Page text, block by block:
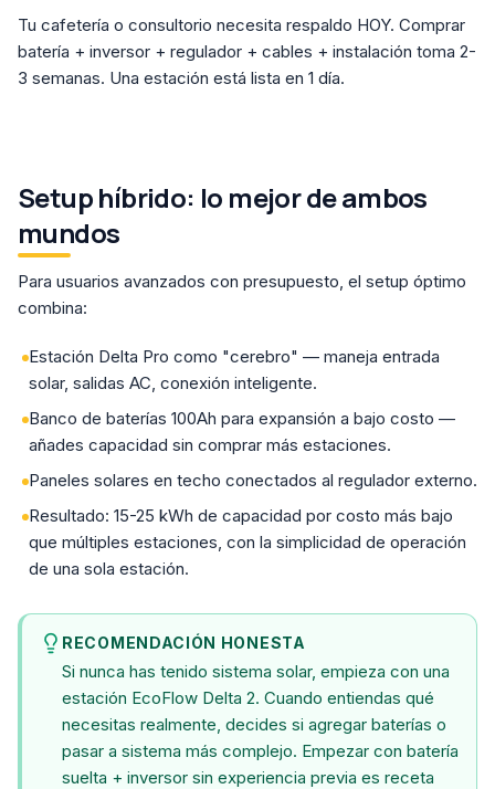
Tu cafetería o consultorio necesita respaldo HOY. Comprar
batería + inversor + regulador + cables + instalación toma 2-
3 semanas. Una estación está lista en 1 día.
Setup híbrido: lo mejor de ambos
mundos
Para usuarios avanzados con presupuesto, el setup óptimo
combina:
Estación Delta Pro como "cerebro" — maneja entrada
solar, salidas AC, conexión inteligente.
Banco de baterías 100Ah para expansión a bajo costo —
añades capacidad sin comprar más estaciones.
Paneles solares en techo conectados al regulador externo.
Resultado: 15-25 kWh de capacidad por costo más bajo
que múltiples estaciones, con la simplicidad de operación
de una sola estación.
RECOMENDACIÓN HONESTA
Si nunca has tenido sistema solar, empieza con una
estación EcoFlow Delta 2. Cuando entiendas qué
necesitas realmente, decides si agregar baterías o
pasar a sistema más complejo. Empezar con batería
suelta + inversor sin experiencia previa es receta